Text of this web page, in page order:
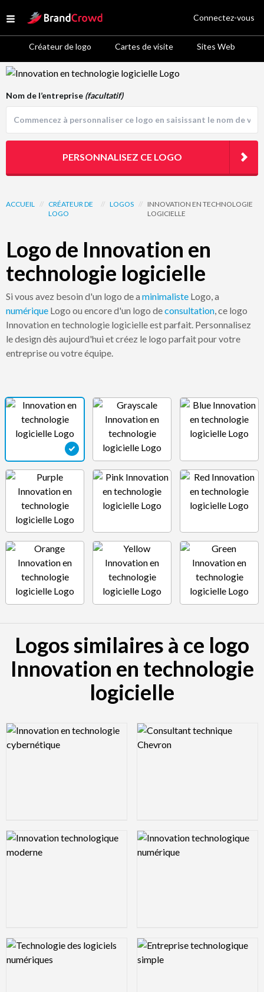
Open menu
Site Logo
Créateur de logo Cartes de visite Sites Web
Connectez-vous
Logo Template Preview
ACCUEIL // CRÉATEUR DE
LOGO
// LOGOS //
INNOVATION EN TECHNOLOGIE
LOGICIELLE
Logo de Innovation en
technologie logicielle
Si vous avez besoin d'un logo de a minimaliste Logo, a
numérique Logo ou encore d'un logo deconsultation, ce logo
Innovation en technologie logicielle est parfait. Personnalisez
le design dès aujourd'hui et créez le logo parfait pour votre
entreprise ou votre équipe.
Nom de l’entreprise (facultatif)
PERSONNALISEZ CE LOGO
Logos similaires à ce logo
Innovation en technologie
logicielle
Logo Preview Image Logo Preview Image
Logo Preview Image Logo Preview Image
Logo Preview Image Logo Preview Image